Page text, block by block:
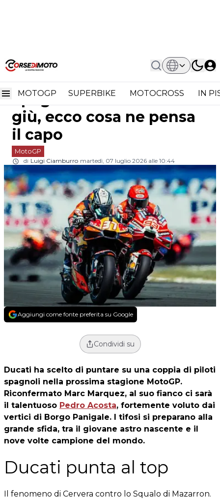
MOTOGP SUPERBIKE MOTOCROSS IN
Home MotoGP
Ducati "Nazionale Spagnola" A Tanti
Ducati "Nazionale
Spagnola" a tanti non va
giù, ecco cosa ne pensa
il capo
MotoGP
di Luigi Ciamburro martedì, 07 luglio 2026 alle 10:44
Aggiungi come fonte preferita su Google
Condividi su
Ducati ha scelto di puntare su una coppia di piloti
spagnoli nella prossima stagione MotoGP.
Riconfermato Marc Marquez, al suo fianco ci sarà
il talentuoso Pedro Acosta, fortemente voluto dai
vertici di Borgo Panigale. I tifosi si preparano alla
grande sfida, tra il giovane astro nascente e il
nove volte campione del mondo.
Ducati punta al top
Il fenomeno di Cervera contro lo Squalo di Mazarron.